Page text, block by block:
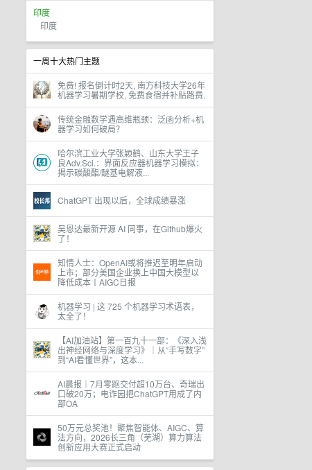
印度
印度
一周十大热门主题
免费! 报名倒计时2天, 南方科技大学26年
机器学习暑期学校, 免费食宿并补贴路费.
传统金融数学遇高维瓶颈：泛函分析+机
器学习如何破局？
哈尔滨工业大学张颖鹤、山东大学王子
良Adv.Sci.：界面反应器机器学习模拟：
揭示碳酸酯/醚基电解液...
ChatGPT 出现以后，全球成绩暴涨
吴恩达最新开源 AI 同事，在Github爆火
了！
知情人士：OpenAI或将推迟至明年启动
上市；部分美国企业换上中国大模型以
降低成本丨AIGC日报
机器学习 | 这 725 个机器学习术语表，
太全了！
【AI加油站】第一百九十一部：《深入浅
出神经网络与深度学习》｜从“手写数字”
到“AI看懂世界”，这本...
AI晨报｜7月零跑交付超10万台、奇瑞出
口破20万；电诈园把ChatGPT用成了内
部OA
50万元总奖池！聚焦智能体、AIGC、算
法方向，2026长三角（芜湖）算力算法
创新应用大赛正式启动